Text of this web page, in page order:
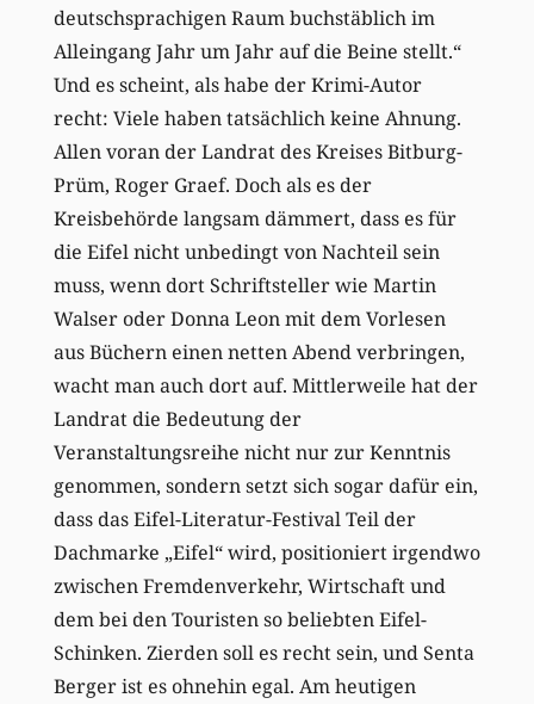
deutschsprachigen Raum buchstäblich im
Alleingang Jahr um Jahr auf die Beine stellt.“
Und es scheint, als habe der Krimi-Autor
recht: Viele haben tatsächlich keine Ahnung.
Allen voran der Landrat des Kreises Bitburg-
Prüm, Roger Graef. Doch als es der
Kreisbehörde langsam dämmert, dass es für
die Eifel nicht unbedingt von Nachteil sein
muss, wenn dort Schriftsteller wie Martin
Walser oder Donna Leon mit dem Vorlesen
aus Büchern einen netten Abend verbringen,
wacht man auch dort auf. Mittlerweile hat der
Landrat die Bedeutung der
Veranstaltungsreihe nicht nur zur Kenntnis
genommen, sondern setzt sich sogar dafür ein,
dass das Eifel-Literatur-Festival Teil der
Dachmarke „Eifel“ wird, positioniert irgendwo
zwischen Fremdenverkehr, Wirtschaft und
dem bei den Touristen so beliebten Eifel-
Schinken. Zierden soll es recht sein, und Senta
Berger ist es ohnehin egal. Am heutigen